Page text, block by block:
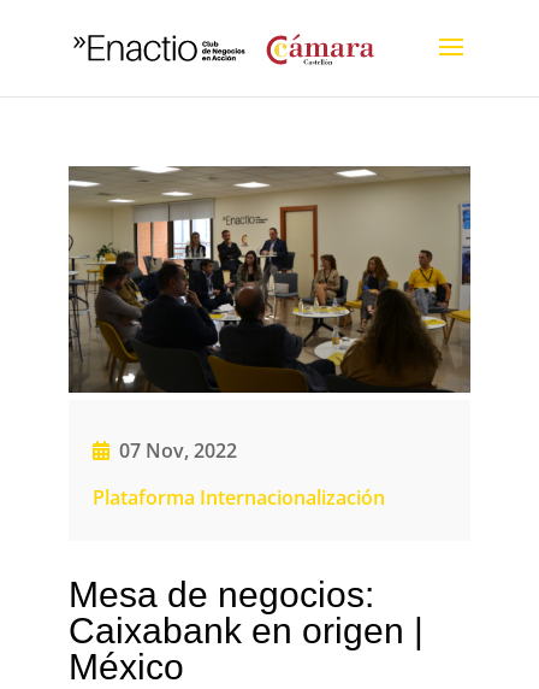
07 Nov, 2022
Plataforma Internacionalización
Mesa de negocios:
Caixabank en origen |
México